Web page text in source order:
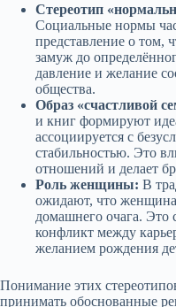
Стереотип
Социальные нормы
представление о
замуж до
давление и желание
общества.
Образ «счастливой
и книг формируют
ассоциируется с
стабильностью. Это
отношений и делает
Роль женщины: В
ожидают, что женщина
домашнего очага. Это
конфликт между
желанием рождения
Понимание этих
принимать обоснованные